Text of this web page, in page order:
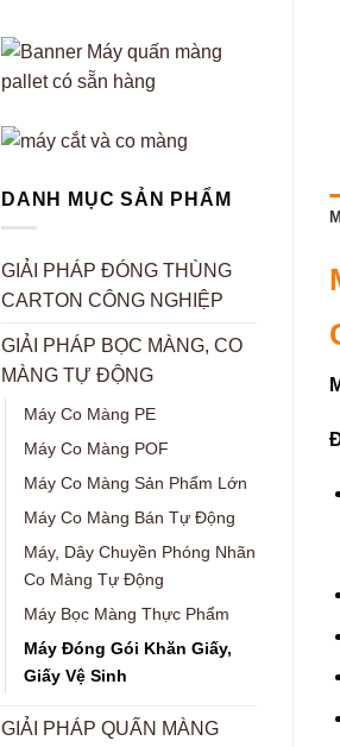
DANH MỤC SẢN PHẨM
GIẢI PHÁP ĐÓNG THÙNG
CARTON CÔNG NGHIỆP
GIẢI PHÁP BỌC MÀNG, CO
MÀNG TỰ ĐỘNG
Máy Co Màng PE
Máy Co Màng POF
Máy Co Màng Sản Phẩm Lớn
Máy Co Màng Bán Tự Động
Máy, Dây Chuyền Phóng Nhãn
Co Màng Tự Động
Máy Bọc Màng Thực Phẩm
Máy Đóng Gói Khăn Giấy,
Giấy Vệ Sinh
GIẢI PHÁP QUẤN MÀNG